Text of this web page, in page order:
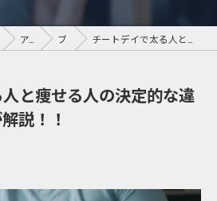
アクセス ブログ チートデイで太る人と痩せる人の決定的な違いとは？POLITEが解説！！
と痩せる人の決定的な違
説！！